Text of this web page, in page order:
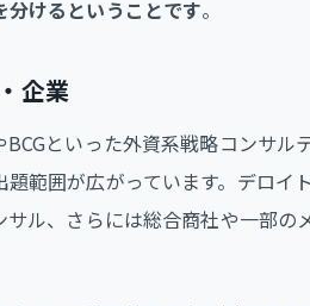
けるということです。
企業
といった外資系戦略コンサル
範囲が広がっています。デロイ
ル、さらには総合商社や一部の